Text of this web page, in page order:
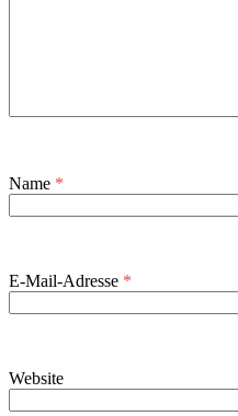
Name *
E-Mail-Adresse *
Website